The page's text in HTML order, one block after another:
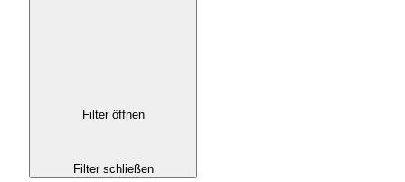
Filter öffnen
Filter schließen